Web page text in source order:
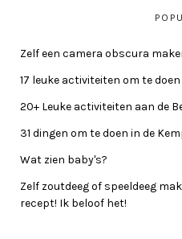
Zelf een camera obscura
17 leuke activiteiten om te
20+ Leuke activiteiten aan de
31 dingen om te doen in de
Wat zien baby's?
Zelf zoutdeeg of speeldeeg
recept! Ik beloof het!